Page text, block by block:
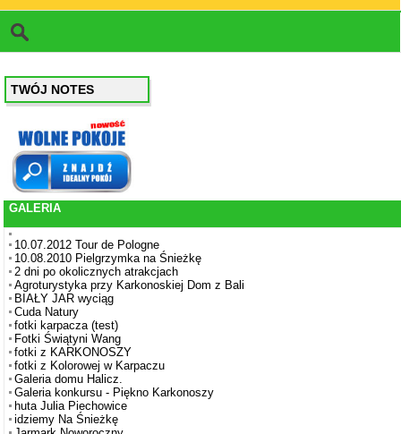
TWÓJ NOTES
GALERIA
10.07.2012 Tour de Pologne
10.08.2010 Pielgrzymka na Śnieżkę
2 dni po okolicznych atrakcjach
Agroturystyka przy Karkonoskiej Dom z Bali
BIAŁY JAR wyciąg
Cuda Natury
fotki karpacza (test)
Fotki Świątyni Wang
fotki z KARKONOSZY
fotki z Kolorowej w Karpaczu
Galeria domu Halicz.
Galeria konkursu - Piękno Karkonoszy
huta Julia Piechowice
idziemy Na Śnieżkę